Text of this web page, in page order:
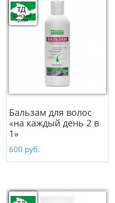
Бальзам для волос
«на каждый день 2 в
1»
600 руб.